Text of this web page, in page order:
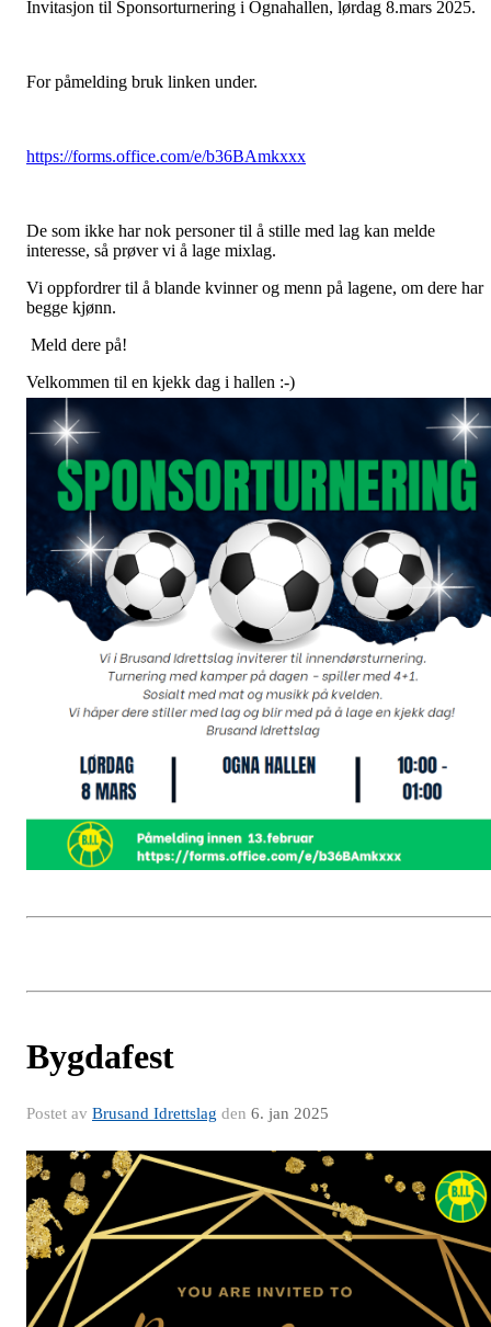
Invitasjon til Sponsorturnering i Ognahallen, lørdag 8.mars 2025.
For påmelding bruk linken under.
https://forms.office.com/e/b36BAmkxxx
De som ikke har nok personer til å stille med lag kan melde
interesse, så prøver vi å lage mixlag.
Vi oppfordrer til å blande kvinner og menn på lagene, om dere har
begge kjønn.
Meld dere på!
Velkommen til en kjekk dag i hallen :-)
Bygdafest
Postet av Brusand Idrettslag den 6. jan 2025